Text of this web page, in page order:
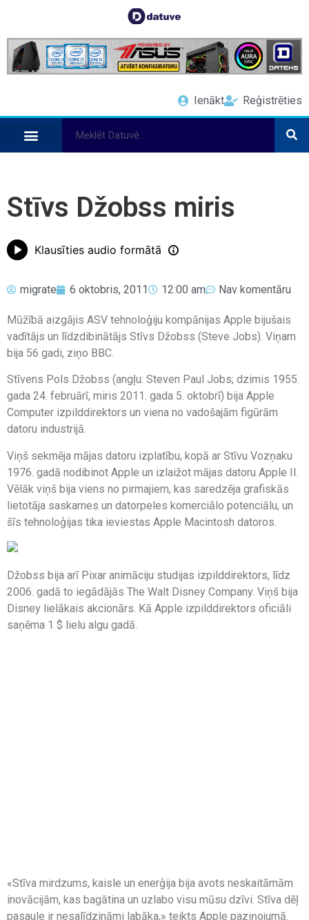
Ienākt Reģistrēties
Stīvs Džobss miris
Klausīties audio formātā
migrate 6 oktobris, 2011 12:00 am Nav komentāru
Mūžībā aizgājis ASV tehnoloģiju kompānijas Apple bijušais
vadītājs un līdzdibinātājs Stīvs Džobss (Steve Jobs). Viņam
bija 56 gadi, ziņo BBC.
Stīvens Pols Džobss (angļu: Steven Paul Jobs; dzimis 1955.
gada 24. februārī, miris 2011. gada 5. oktobrī) bija Apple
Computer izpilddirektors un viena no vadošajām figūrām
datoru industrijā.
Viņš sekmēja mājas datoru izplatību, kopā ar Stīvu Vozņaku
1976. gadā nodibinot Apple un izlaižot mājas datoru Apple II.
Vēlāk viņš bija viens no pirmajiem, kas saredzēja grafiskās
lietotāja saskarnes un datorpeles komerciālo potenciālu, un
šīs tehnoloģijas tika ieviestas Apple Macintosh datoros.
Džobss bija arī Pixar animāciju studijas izpilddirektors, līdz
2006. gadā to iegādājās The Walt Disney Company. Viņš bija
Disney lielākais akcionārs. Kā Apple izpilddirektors oficiāli
saņēma 1 $ lielu algu gadā.
«Stīva mirdzums, kaisle un enerģija bija avots neskaitāmām
inovācijām, kas bagātina un uzlabo visu mūsu dzīvi. Stīva dēļ
pasaule ir nesalīdzināmi labāka,» teikts Apple paziņojumā.